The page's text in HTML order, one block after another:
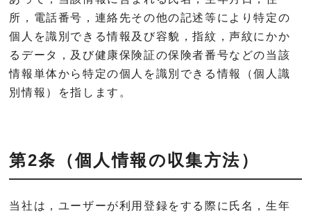
所，電話番号，連絡先その他の記述等により特定の
個人を識別できる情報及び容貌，指紋，声紋にかか
るデータ，及び健康保険証の保険者番号などの当該
情報単体から特定の個人を識別できる情報（個人識
別情報）を指します。
第2条（個人情報の収集方法）
当社は，ユーザーが利用登録をする際に氏名，生年